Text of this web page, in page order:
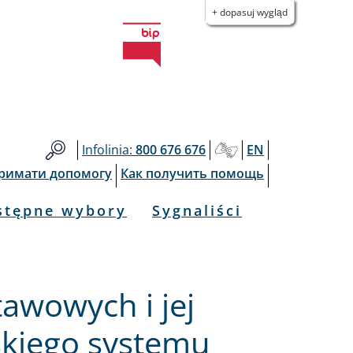
+ dopasuj wygląd
Infolinia: 800 676 676
EN
допомогу Как получить помощь
wybory Sygnaliści
i jej
systemu